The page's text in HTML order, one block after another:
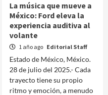
La música que mueve a
México: Ford eleva la
experiencia auditiva al
volante
1 año ago Editorial Staff
Estado de México, México.
28 de julio del 2025.- Cada
trayecto tiene su propio
ritmo y emoción, a menudo